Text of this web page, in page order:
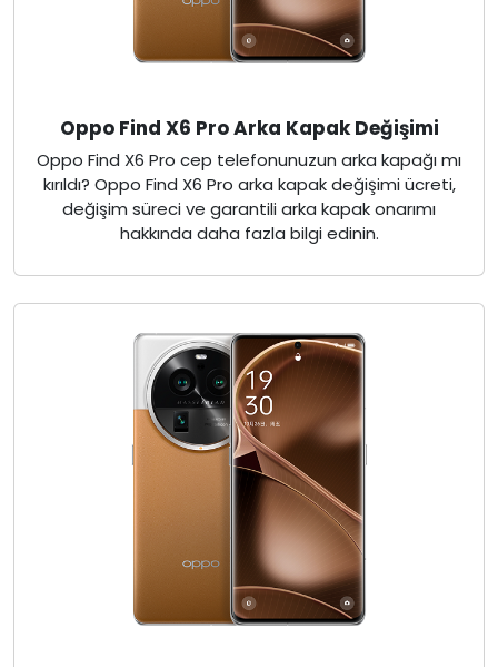
Oppo Find X6 Pro Arka Kapak Değişimi
Oppo Find X6 Pro cep telefonunuzun arka kapağı mı
kırıldı? Oppo Find X6 Pro arka kapak değişimi ücreti,
değişim süreci ve garantili arka kapak onarımı
hakkında daha fazla bilgi edinin.